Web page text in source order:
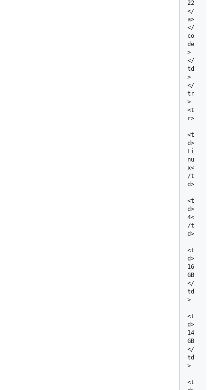
22
</
a>
</
co
de
>
</
td
>
</
tr
>
<t
r>
<t
d>
Li
nu
x<
/t
d>
<t
d>
4<
/t
d>
<t
d>
16
GB
</
td
>
<t
d>
14
GB
</
td
>
<t